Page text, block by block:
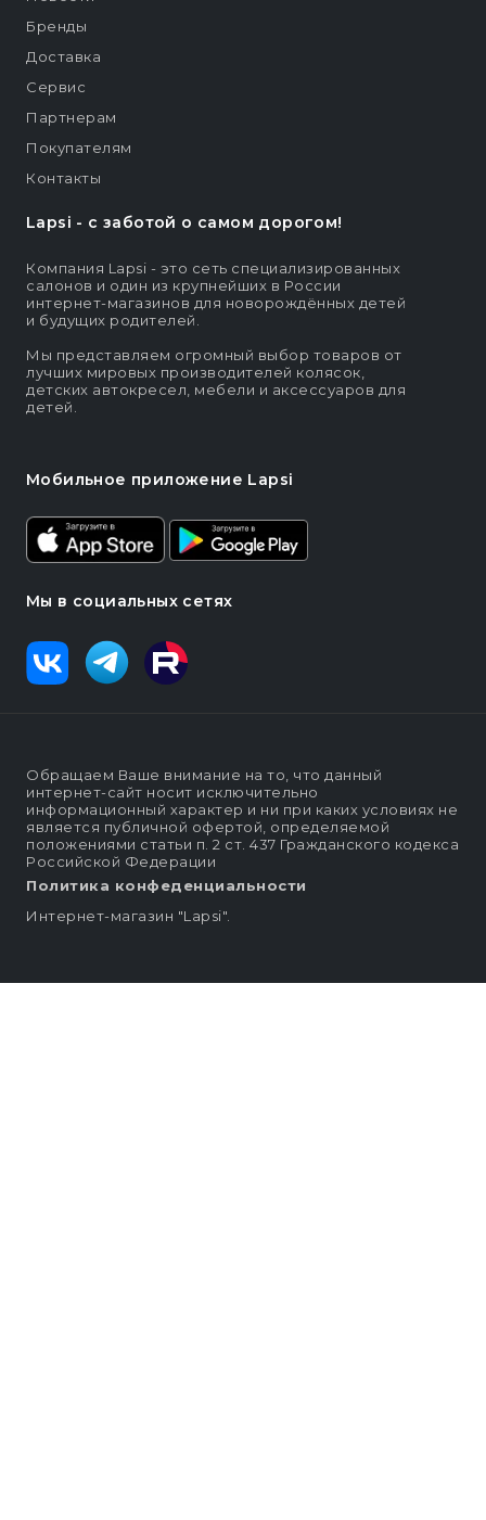
Lapsi - c заботой о самом дорогом!
Компания Lapsi - это сеть специализированных
салонов и один из крупнейших в России
интернет-магазинов для новорождённых детей
и будущих родителей.
Мы представляем огромный выбор товаров от
лучших мировых производителей колясок,
детских автокресел, мебели и аксессуаров для
детей.
Мобильное приложение Lapsi
Мы в социальных сетях
Бренды
Доставка
Сервис
Партнерам
Покупателям
Контакты
Обращаем Ваше внимание на то, что данный
интернет-сайт носит исключительно
информационный характер и ни при каких условиях не
является публичной офертой, определяемой
положениями статьи п. 2 ст. 437 Гражданского кодекса
Российской Федерации
Политика конфеденциальности
Интернет-магазин "Lapsi".